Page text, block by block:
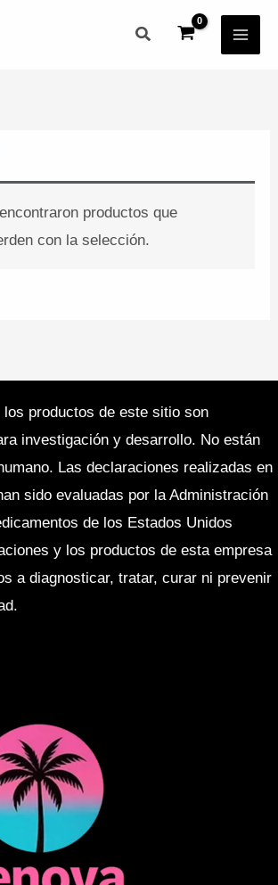
Buscar
productos que
con la selección.
los productos de este sitio son
investigación y desarrollo. No están
Las declaraciones realizadas en
sido evaluadas por la Administración
de los Estados Unidos
y los productos de esta empresa
a diagnosticar, tratar, curar ni prevenir